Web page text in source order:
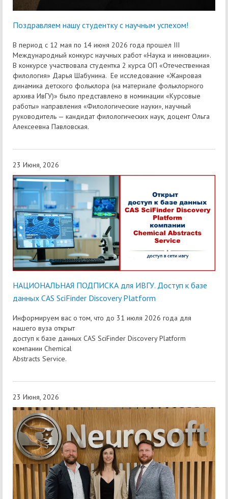
Поздравляем нашу студентку с научным успехом!
В период с 12 мая по 14 июня 2026 года прошел III
Международный конкурс научных работ «Наука и инновации».
В конкурсе участвовала студентка 2 курса ОП «Отечественная
филология» Дарья Шабунина. Ее исследование «Жанровая
динамика детского фольклора (на материале фольклорного
архива ИвГУ)» было представлено в номинации «Курсовые
работы» направления «Филологические науки», научный
руководитель — кандидат филологических наук, доцент Ольга
Алексеевна Павловская.
23 Июня, 2026
НАЦИОНАЛЬНАЯ ПОДПИСКА для ИВГУ. Доступ к базе
данных CAS SciFinder Discovery Platform
Информируем вас о том, что до 31 июля 2026 года для
нашего вуза открыт
доступ к базе данных CAS SciFinder Discovery Platform
компании Chemical
Abstracts Service.
23 Июня, 2026